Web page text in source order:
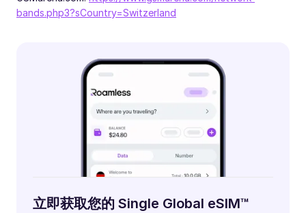
bands.php3?sCountry=Switzerland
立即获取您的 Single Global eSIM™